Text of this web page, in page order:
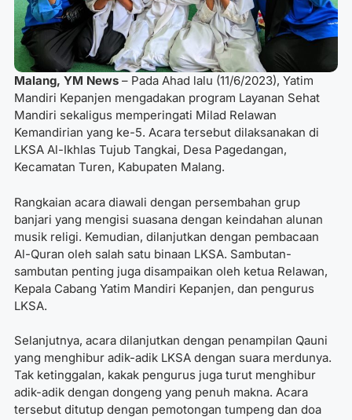
Malang, YM News – Pada Ahad lalu (11/6/2023), Yatim
Mandiri Kepanjen mengadakan program Layanan Sehat
Mandiri sekaligus memperingati Milad Relawan
Kemandirian yang ke-5. Acara tersebut dilaksanakan di
LKSA Al-Ikhlas Tujub Tangkai, Desa Pagedangan,
Kecamatan Turen, Kabupaten Malang.
Rangkaian acara diawali dengan persembahan grup
banjari yang mengisi suasana dengan keindahan alunan
musik religi. Kemudian, dilanjutkan dengan pembacaan
Al-Quran oleh salah satu binaan LKSA. Sambutan-
sambutan penting juga disampaikan oleh ketua Relawan,
Kepala Cabang Yatim Mandiri Kepanjen, dan pengurus
LKSA.
Selanjutnya, acara dilanjutkan dengan penampilan Qauni
yang menghibur adik-adik LKSA dengan suara merdunya.
Tak ketinggalan, kakak pengurus juga turut menghibur
adik-adik dengan dongeng yang penuh makna. Acara
tersebut ditutup dengan pemotongan tumpeng dan doa